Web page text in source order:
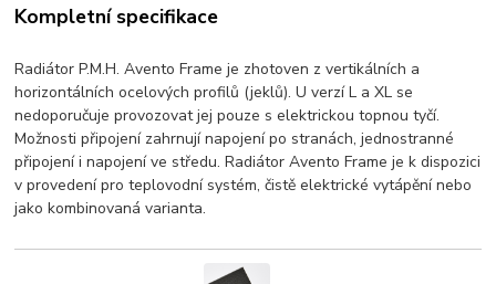
Kompletní specifikace
Radiátor P.M.H. Avento Frame je zhotoven z vertikálních a
horizontálních ocelových profilů (jeklů). U verzí L a XL se
nedoporučuje provozovat jej pouze s elektrickou topnou tyčí.
Možnosti připojení zahrnují napojení po stranách, jednostranné
připojení i napojení ve středu. Radiátor Avento Frame je k dispozici
v provedení pro teplovodní systém, čistě elektrické vytápění nebo
jako kombinovaná varianta.